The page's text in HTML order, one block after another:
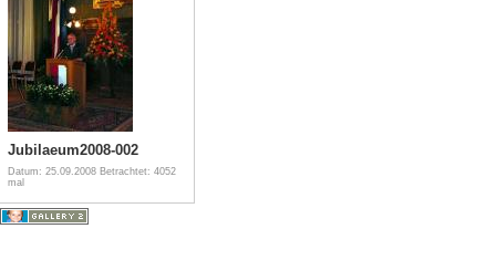
Jubilaeum2008-002
Datum: 25.09.2008 Betrachtet: 4052
mal